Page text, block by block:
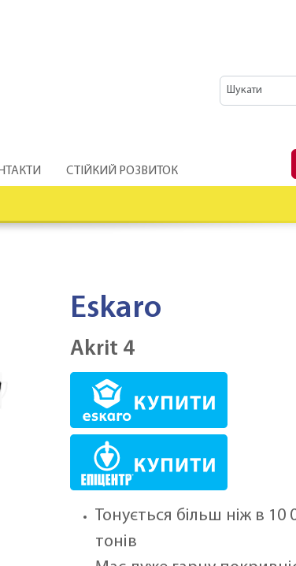
СТІЙКИЙ РОЗВИТОК
Eskaro
Akrit 4
Тонується більш ніж в 10
тонів